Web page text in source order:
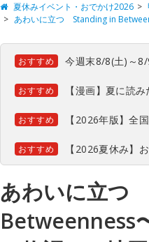
夏休みイベント・おでかけ2026
あわいに立つ Standing in
おすすめ 今週末8/8(土)～
おすすめ 【漫画】夏に読
おすすめ 【2026年版】全
おすすめ 【2026夏休み】
あわいに立つ
Betweenness